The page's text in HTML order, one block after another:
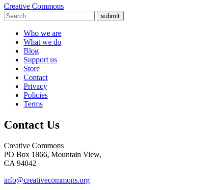
Creative Commons
submit
Who we are
What we do
Blog
Support us
Store
Contact
Privacy
Policies
Terms
Contact Us
Creative Commons
PO Box 1866, Mountain View,
CA 94042
info@creativecommons.org